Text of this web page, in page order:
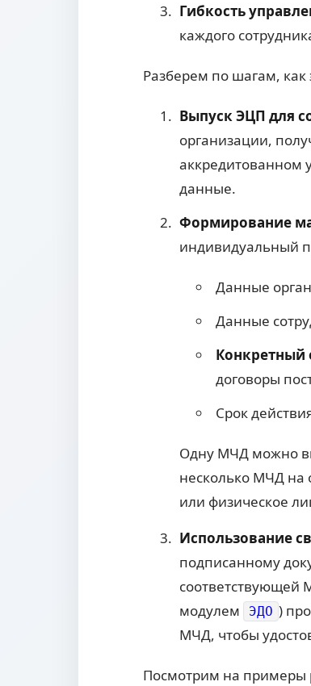
Гибкость
каждого
Разберем по шагам, как
Выпуск ЭЦП для
организации,
аккредитованном
данные.
Формирование
индивидуальный
Данные
Данные
договоры
Срок
Одну МЧД можно
несколько МЧД на
или физическое
Использование
подписанному
модулем
ЭДО )
МЧД, чтобы
Посмотрим на примеры